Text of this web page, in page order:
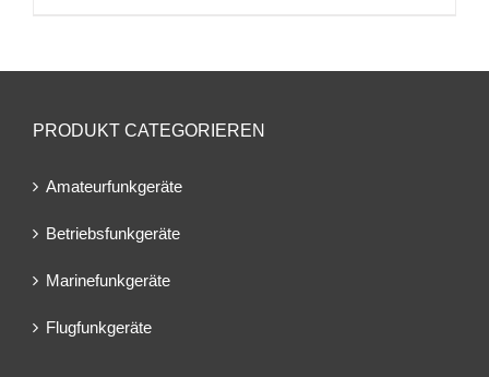
PRODUKT CATEGORIEREN
Amateurfunkgeräte
Betriebsfunkgeräte
Marinefunkgeräte
Flugfunkgeräte